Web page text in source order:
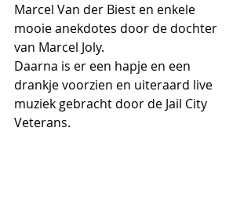
Marcel Van der Biest en enkele
mooie anekdotes door de dochter
van Marcel Joly.
Daarna is er een hapje en een
drankje voorzien en uiteraard live
muziek gebracht door de Jail City
Veterans.